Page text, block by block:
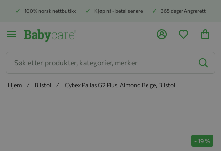
100% norsk nettbutikk Kjøp nå - betal senere 365 dager Angrerett
Hjem Bilstol Cybex Pallas G2 Plus, Almond Beige, Bilstol
-19%